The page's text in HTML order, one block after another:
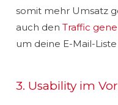
somit mehr Umsatz
auch den Traffic
um deine E-Mail-
3. Usability im